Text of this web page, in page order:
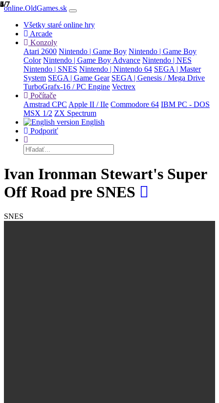
online.OldGames.sk
Všetky staré online hry
Arcade
Konzoly
Atari 2600 Nintendo | Game Boy Nintendo | Game Boy
Color Nintendo | Game Boy Advance Nintendo | NES
Nintendo | SNES Nintendo | Nintendo 64 SEGA | Master
System SEGA | Game Gear SEGA | Genesis / Mega Drive
TurboGrafx-16 / PC Engine Vectrex
Počítače
Amstrad CPC Apple II / IIe Commodore 64 IBM PC - DOS
MSX 1/2 ZX Spectrum
English
Podporiť
Ivan Ironman Stewart's Super
Off Road pre SNES
SNES
1/7
2/7
3/7
4/7
5/7
6/7
7/7